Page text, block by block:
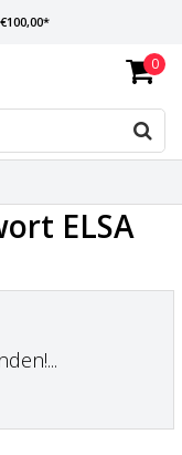
AM SELBEN TAG 0
ELSA